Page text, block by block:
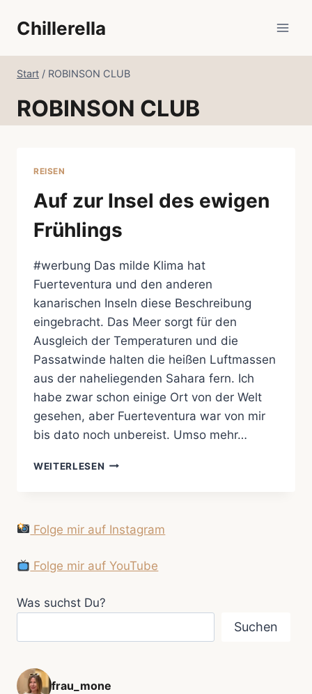
InhaltChillerella
Start / ROBINSON CLUB
ROBINSON CLUB
REISEN
Auf zur Insel des ewigen
Frühlings
#werbung Das milde Klima hat
Fuerteventura und den anderen
kanarischen Inseln diese Beschreibung
eingebracht. Das Meer sorgt für den
Ausgleich der Temperaturen und die
Passatwinde halten die heißen Luftmassen
aus der naheliegenden Sahara fern. Ich
habe zwar schon einige Ort von der Welt
gesehen, aber Fuerteventura war von mir
bis dato noch unbereist. Umso mehr…
WEITERLESEN AUF
FRÜHLINGS
Folge mir auf Instagram
Folge mir auf YouTube
Was suchst Du?
Suchen
frau_mone